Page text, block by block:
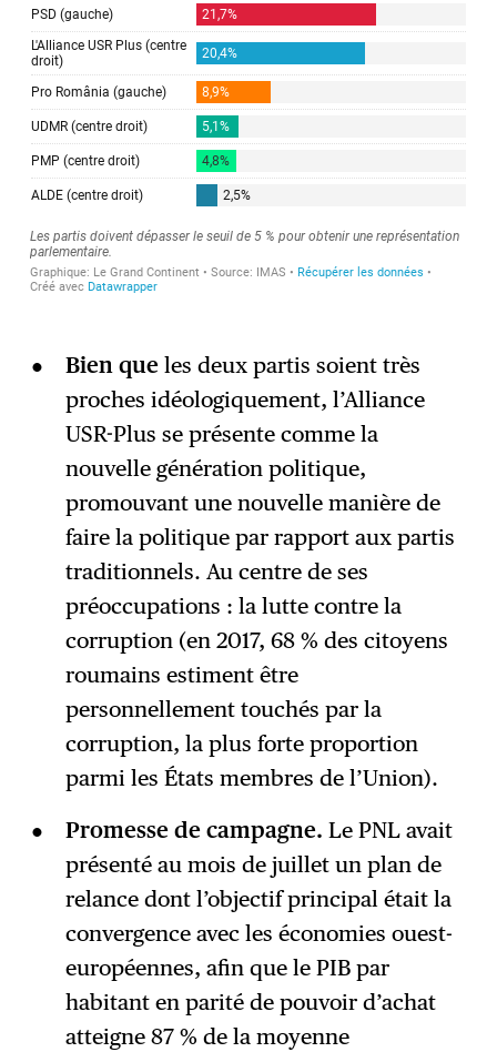
Bien queles deux partis soient très
proches idéologiquement, l’Alliance
USR-Plus se présente comme la
nouvelle génération politique,
promouvant une nouvelle manière de
faire la politique par rapport aux partis
traditionnels. Au centre de ses
préoccupations : la lutte contre la
corruption (en 2017, 68 % des citoyens
roumains estiment être
personnellement touchés par la
corruption, la plus forte proportion
parmi les États membres de l’Union).
Promesse de campagne. Le PNL avait
présenté au mois de juillet un plan de
relance dont l’objectif principal était la
convergence avec les économies ouest-
européennes, afin que le PIB par
habitant en parité de pouvoir d’achat
atteigne 87 % de la moyenne